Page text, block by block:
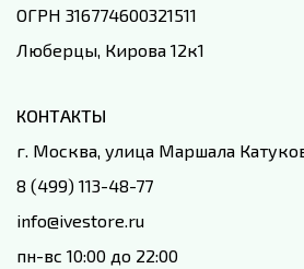
ОГРН 316774600321511
Люберцы, Кирова 12к1
КОНТАКТЫ
г. Москва, улица Маршала
8 (499) 113-48-77
info@ivestore.ru
пн-вс 10:00 до 22:00